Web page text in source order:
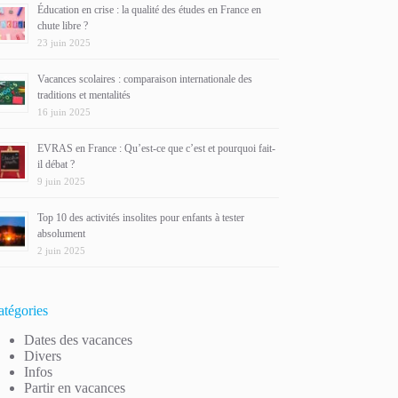
Éducation en crise : la qualité des études en France en
chute libre ?
23 juin 2025
Vacances scolaires : comparaison internationale des
traditions et mentalités
16 juin 2025
EVRAS en France : Qu’est-ce que c’est et pourquoi fait-
il débat ?
9 juin 2025
Top 10 des activités insolites pour enfants à tester
absolument
2 juin 2025
Dates des vacances
Divers
Infos
Partir en vacances